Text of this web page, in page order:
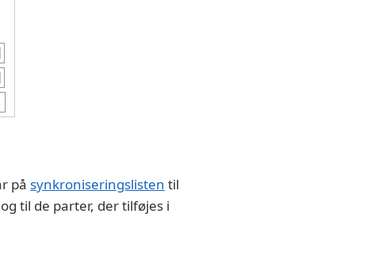
på synkroniseringslisten til
til de parter, der tilføjes i